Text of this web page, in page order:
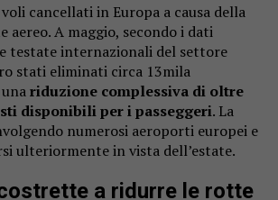
cancellati in Europa a causa della
aereo. A maggio, secondo i dati
testate internazionali del settore
stati eliminati circa 13mila
riduzione complessiva di oltre
disponibili per i passeggeri. La
numerosi aeroporti europei e
ulteriormente in vista dell’estate.
a ridurre le rotte